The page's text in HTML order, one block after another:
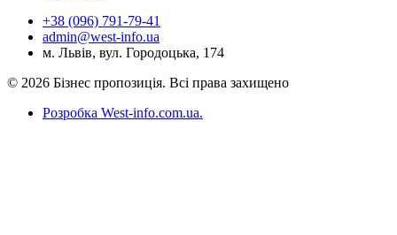
+38 (096) 791-79-41
admin@west-info.ua
м. Львів, вул. Городоцька, 174
© 2026 Бізнес пропозиція. Всі права захищено
Розробка West-info.com.ua.